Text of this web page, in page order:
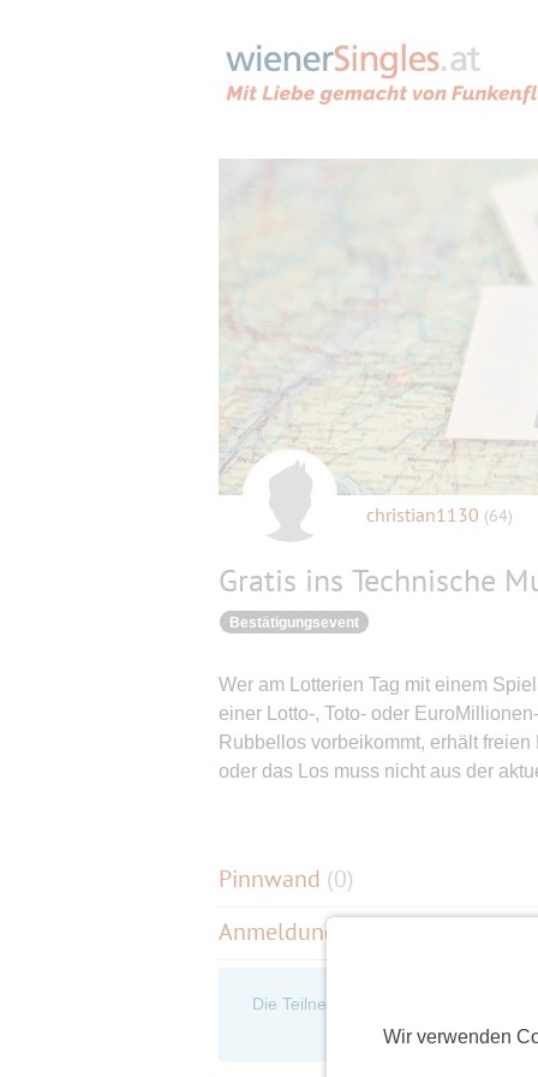
Wir verwenden
christian1130 (64)
Gratis ins Technische
Bestätigungsevent
Wer am Lotterien Tag mit einem
einer Lotto-, Toto- oder
Rubbellos vorbeikommt, erhält
oder das Los muss nicht aus der
Pinnwand (0)
Anmeldungen
Die Teilnehmerliste ist nur für
an, um